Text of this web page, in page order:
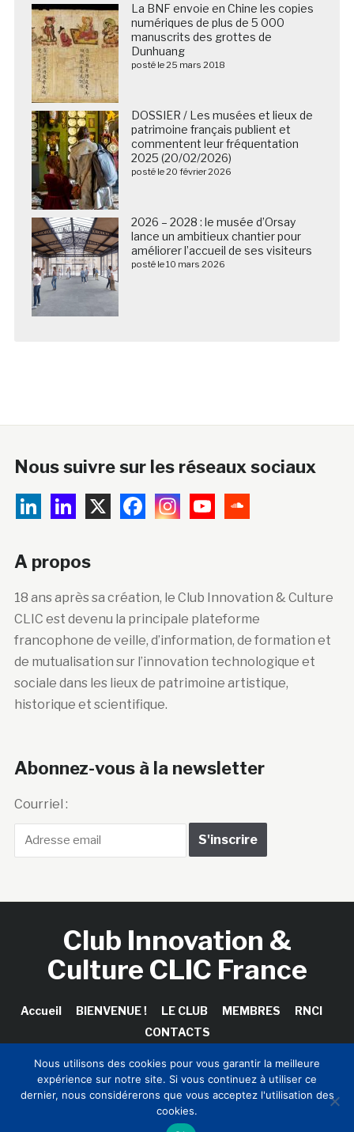
La BNF envoie en Chine les copies
numériques de plus de 5 000
manuscrits des grottes de
Dunhuang
posté le 25 mars 2018
DOSSIER / Les musées et lieux de
patrimoine français publient et
commentent leur fréquentation
2025 (20/02/2026)
posté le 20 février 2026
2026 – 2028 : le musée d’Orsay
lance un ambitieux chantier pour
améliorer l’accueil de ses visiteurs
posté le 10 mars 2026
Nous suivre sur les réseaux sociaux
A propos
18 ans après sa création, le Club Innovation & Culture
CLIC est devenu la principale plateforme
francophone de veille, d’information, de formation et
de mutualisation sur l’innovation technologique et
sociale dans les lieux de patrimoine artistique,
historique et scientifique.
Abonnez-vous à la newsletter
Courriel :
Club Innovation &
Culture CLIC France
Accueil BIENVENUE ! LE CLUB MEMBRES
RNCI
CONTACTS
Copyright © 2026 Club Innovation & Culture CLIC France /
Sinapses Conseils
Nous utilisons des cookies pour vous garantir la meilleure
expérience sur notre site. Si vous continuez à utiliser ce
dernier, nous considérerons que vous acceptez l'utilisation des
cookies.